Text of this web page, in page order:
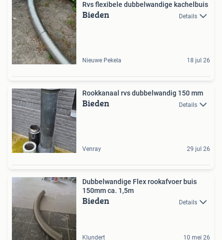
Rvs flexibele dubbelwandige kachelbuis
Bieden Details
Nieuwe Pekela 18 jul 26
Rookkanaal rvs dubbelwandig 150 mm
Bieden Details
Venray 29 jul 26
Dubbelwandige Flex rookafvoer buis
150mm ca. 1,5m
Bieden Details
Klundert 10 mei 26